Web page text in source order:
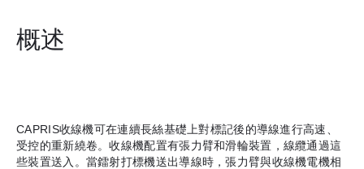
概述
CAPRIS收線機可在連續長絲基礎上對標記後的導線進行高速、
受控的重新繞卷。收線機配置有張力臂和滑輪裝置，線纜通過這
些裝置送入。當鐳射打標機送出導線時，張力臂與收線機電機相